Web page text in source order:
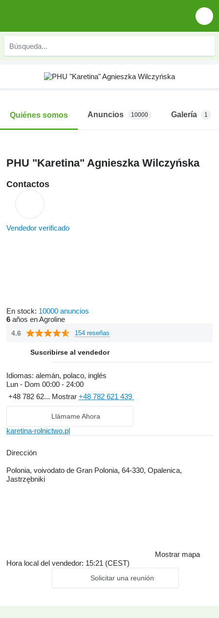
Quiénes somos Anuncios 10000 Galería 1
PHU "Karetina" Agnieszka Wilczyńska
Contactos
Vendedor verificado
En stock: 10000 anuncios
6 años en Agroline
4.6 154 reseñas
Suscribirse al vendedor
Idiomas: alemán, polaco, inglés
Lun - Dom 00:00 - 24:00
+48 782 62... Mostrar +48 782 621 439
Llámame Ahora
karetina-rolnictwo.pl
Dirección
Polonia, voivodato de Gran Polonia, 64-330, Opalenica,
Jastrzębniki
Mostrar mapa
Hora local del vendedor: 15:21 (CEST)
Solicitar una reunión